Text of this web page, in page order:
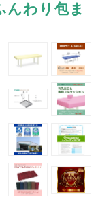
んわり包ま